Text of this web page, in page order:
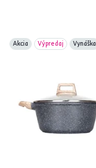
Akcia Výpredaj Vynáška